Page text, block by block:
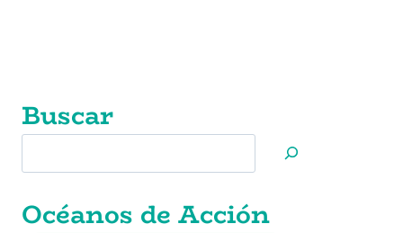
Buscar
Océanos de Acción